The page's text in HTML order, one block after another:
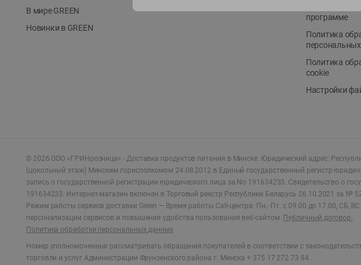
В мире GREEN
Новинки в GREEN
программе
Политика
Политика
cookie
Настройки
© 2026 ООО «ГРИНрозница» - Доставка продуктов питания в Минске. Юридический адрес:
(цокольный этаж) Минским горисполкомом 24.08.2012 в Единый государственный регистр
запись о государственной регистрации юридического лица за No 191634233. Свидетельство о
191634233. Интернет-магазин включен в Торговый реестр Республики Беларусь 26.10.2021 за №
Режим работы сервиса доставки Green — Время работы Call-центра: Пн.- Пт. с 09.00 до 17.00, СБ,
персонализации сервисов и повышения удобства пользования веб-сайтом. Публичный договор.
Политика обработки персональных данных
Номер уполномоченных рассматривать обращения покупателей в соответствии с
торговли и услуг Администрации Фрунзенского района г. Минска + 375 17 272 73 84 .